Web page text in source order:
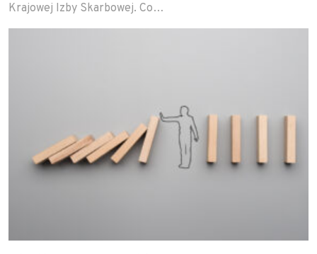
Krajowej Izby Skarbowej. Co…